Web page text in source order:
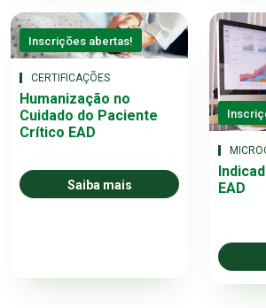
Inscrições abertas!
CERTIFICAÇÕES
Humanização no
Cuidado do Paciente
Crítico EAD
Saiba mais
EAD